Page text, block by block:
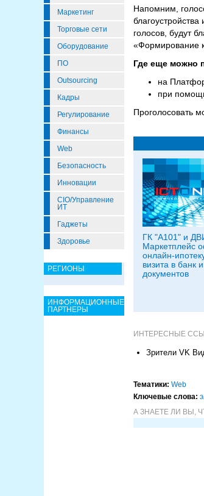
Маркетинг
Торговые сети
Оборудование
ПО
Outsourcing
Кадры
Регулирование
Финансы
Web
Безопасность
Инновации
CIO/Управление
ИТ
Гаджеты
Здоровье
РЕГИОНЫ
ИНФОРМАЦИОННЫЕ
ПАРТНЕРЫ
Напомним,
голосов, будут
«Формирование
Где еще можно
на
при
Проголосовать
ГК "А101" и
Маркетплейс
онлайн-
визита в банк
документов
ИНТЕРЕСНЫЕ
Зрители VK
Тематики: Web
Ключевые слова:
А ЗНАЕТЕ ЛИ ВЫ,